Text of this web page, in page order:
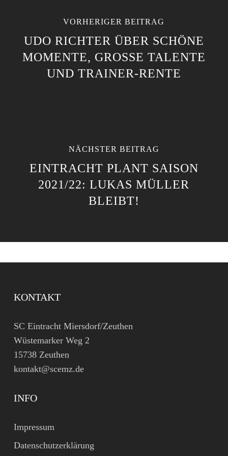
VORHERIGER BEITRAG
UDO RICHTER ÜBER SCHÖNE
MOMENTE, GROSSE TALENTE U
ND TRAINER-RENTE
NÄCHSTER BEITRAG
EINTRACHT PLANT SAISON
2021/22: LUKAS MÜLLER
BLEIBT!
KONTAKT
SC Eintracht Miersdorf/Zeuthen
Wüstemarker Weg 2
15738 Zeuthen
kontakt@scemz.de
INFO
Impressum
Datenschutzerklärung